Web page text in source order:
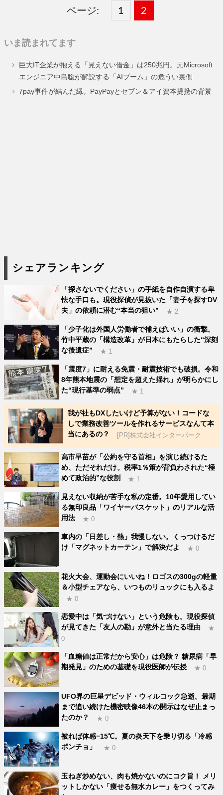
ページ:
固
ー
ジ
1 ,
固
ー
ジ
2
いま読まれてます
巨大IT企業が抱える「見えない借金」は250兆円。元Microsoft
エンジニア中島聡が解説する「AIブーム」の危うい裏側
7pay事件が結んだ縁。PayPayとセブン＆アイ資本提携の背景
シェアランキング
「探さないでください」の手紙を自作自演する卑
怯な手口も。現役探偵が見抜いた「妻子を探すDV
夫」の依頼に潜む“本当の狙い”
★ 2
「少子化は外国人労働者で補えばいい」の衝撃。
竹中平蔵の「構造改革」が日本にもたらした“深刻
な後遺症”
★ 1
「震度7」に耐える免震・耐震技術でも破損。令和
8年熊本地震の「想定を超えた揺れ」が明らかにし
た“現行基準の弱点”
★ 1
我が社もDXしたいけど予算がない！コードな
しで業務改善ツールを作れるサービスなんて本
当にあるの？
[PR]株式会社インターパーク
高市早苗が「公約を守る首相」を演じ続けるた
め、ただそれだけ。税率1％策が背負わされた“極
めて政治的”な役割
★ 1
見えない収納が苦手な私の定番。10年愛用してい
る無印良品「ワイヤーバスケット」のリアルな活
用法
★ 0
車内の「日差し・熱」我慢しない。くっつけるだ
け「マグネットカーテン」で解決だよ
★ 0
花火大会、運動会にいいね！ロゴスの300gの軽量
＆小型チェアなら、いつものリュックにも入るよ
★ 0
恋愛中は「気づけない」という危険も。現役探偵
が見てきた「友人の勘」が意外と当たる理由
★
0
「血糖値は正常だから安心」は危険？ 糖尿病「早
期発見」のための基礎を現役医師が伝授
★ 0
UFO界の巨星デビッド・ウィルコック急逝。最期
まで追い続けた機密映像46本の開示はなぜ止まっ
たのか？
★ 0
被れば体感−15℃。夏の炎天下を乗り切る「冷感
ポンチョ」
★ 0
玉ねぎ炒めない、肉も焼かないのにコク旨！ メリ
ットしかない「痩せる無水カレー」をつくってみ